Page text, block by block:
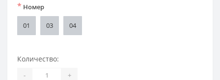
* Номер
01 03 04
Количество:
- +